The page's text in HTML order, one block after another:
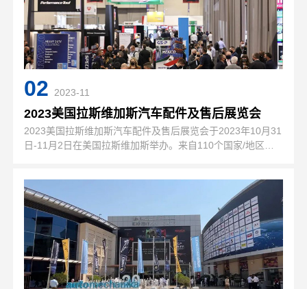
02 2023-11
2023美国拉斯维加斯汽车配件及售后展览会
2023美国拉斯维加斯汽车配件及售后展览会于2023年10月31
日-11月2日在美国拉斯维加斯举办。来自110个国家/地区的
际汽…